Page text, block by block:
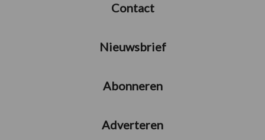
Contact
Nieuwsbrief
Abonneren
Adverteren